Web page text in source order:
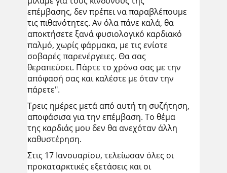
επέμβασης, δεν πρέπει να παραβλέπουμε
τις πιθανότητες. Αν όλα πάνε καλά, θα
αποκτήσετε ξανά φυσιολογικό καρδιακό
παλμό, χωρίς φάρμακα, με τις ενίοτε
σοβαρές παρενέργειες. Θα σας
θεραπεύσει. Πάρτε το χρόνο σας με την
απόφασή σας και καλέστε με όταν την
πάρετε".
Τρεις ημέρες μετά από αυτή τη συζήτηση,
αποφάσισα για την επέμβαση. Το θέμα
της καρδιάς μου δεν θα ανεχόταν άλλη
καθυστέρηση.
Στις 17 Ιανουαρίου, τελείωσαν όλες οι
προκαταρκτικές εξετάσεις και οι